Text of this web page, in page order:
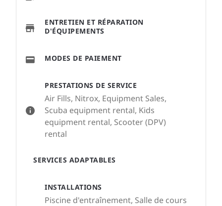
PRESTATIONS DE SERVICE
Air Fills, Nitrox, Equipment Sales,
Scuba equipment rental, Kids
equipment rental, Scooter (DPV)
rental
SERVICES ADAPTABLES
INSTALLATIONS
Piscine d'entraînement, Salle de cours
ENTRETIEN ET RÉPARATION
D'ÉQUIPEMENTS
MODES DE PAIEMENT